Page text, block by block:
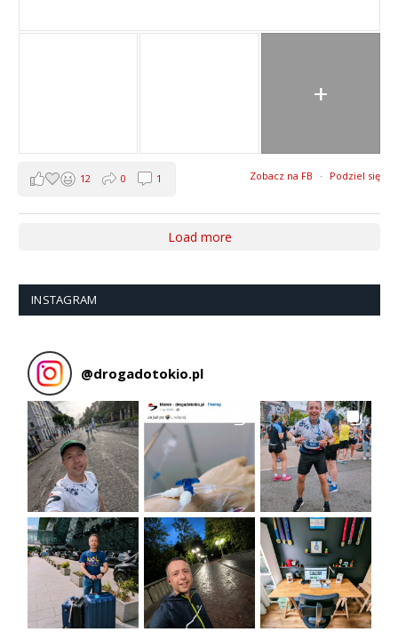
+
Zobacz na FB · Podziel się
12 0 1
Load more
INSTAGRAM
@drogadotokio.pl